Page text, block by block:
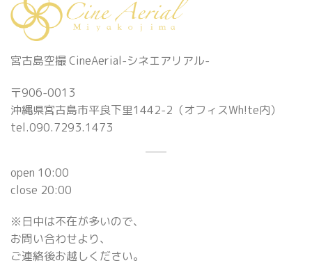
宮古島空撮 CineAerial-シネエアリアル-
〒906-0013
沖縄県宮古島市平良下里1442-2（オフィスWh!te内）
tel.090.7293.1473
open 10:00
close 20:00
※日中は不在が多いので、
お問い合わせより、
ご連絡後お越しください。